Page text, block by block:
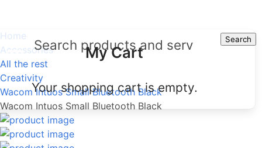
Search
My Cart
Your shopping cart is empty.
Home
Accessories
All the rest
Creativity
Wacom Intuos Small Bluetooth Black
Wacom Intuos Small Bluetooth Black